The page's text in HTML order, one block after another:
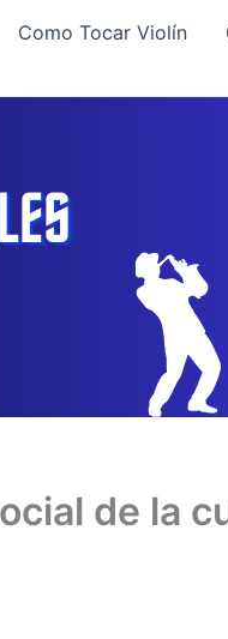
Como Tocar Violín
de la